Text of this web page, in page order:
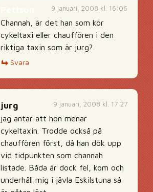
9 januari, 2008 kl. 16:06
Channah, är det han som kör
cykeltaxi eller chauffören i den
riktiga taxin som är jurg?
Svara
9 januari, 2008 kl. 17:27
jurg
jag antar att hon menar
cykeltaxin. Trodde också på
chauffören först, då han dök upp
vid tidpunkten som channah
listade. Båda är dock fel, kom och
underhåll mig i jävla Eskilstuna så